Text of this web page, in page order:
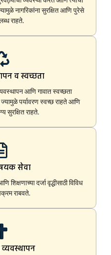
नागरिकांना सुरक्षित आणि पुरेसे
राहते.
व स्वच्छता
आणि गावात स्वच्छता
ज्यामुळे पर्यावरण स्वच्छ राहते आणि
सुरक्षित राहते.
सेवा
दर्जा वृद्धीसाठी विविध
राबवते.